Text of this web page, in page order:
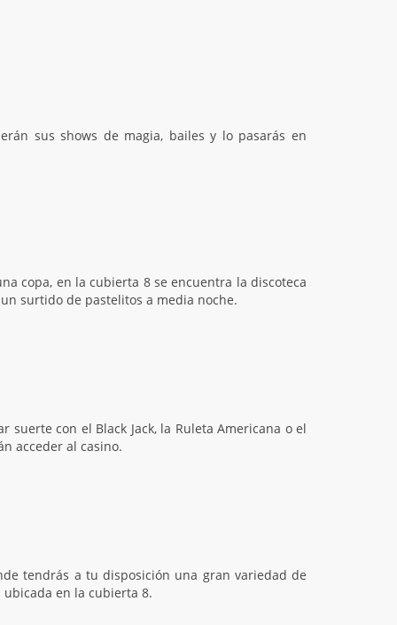
sus shows de magia, bailes y lo pasarás en
copa, en la cubierta 8 se encuentra la discoteca
surtido de pastelitos a media noche.
con el Black Jack, la Ruleta Americana o el
acceder al casino.
tendrás a tu disposición una gran variedad de
en la cubierta 8.